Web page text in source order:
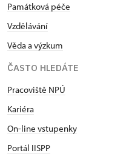
Památková péče
Vzdělávání
Věda a výzkum
ČASTO HLEDÁTE
Pracoviště NPÚ
Kariéra
On-line vstupenky
Portál IISPP